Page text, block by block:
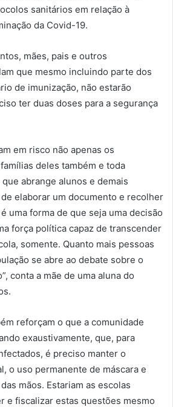
sanitários em relação à
da Covid-19.
mães, pais e outros
que mesmo incluindo parte dos
de imunização, não estarão
ter duas doses para a segurança
em risco não apenas os
deles também e toda
abrange alunos e demais
elaborar um documento e recolher
uma forma de que seja uma decisão
força política capaz de transcender
somente. Quanto mais pessoas
se abre ao debate sobre o
conta a mãe de uma aluna do
reforçam o que a comunidade
exaustivamente, que, para
é preciso manter o
o uso permanente de máscara e
mãos. Estariam as escolas
e fiscalizar estas questões mesmo